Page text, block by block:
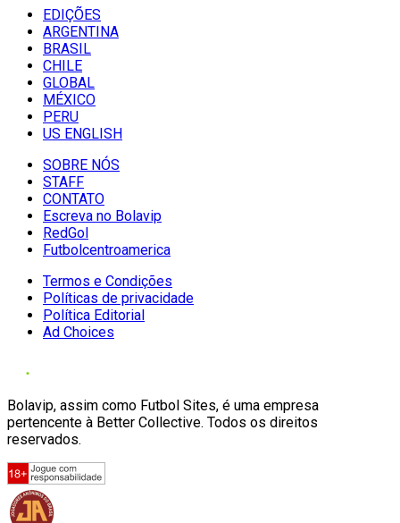
EDIÇÕES
ARGENTINA
BRASIL
CHILE
GLOBAL
MÉXICO
PERU
US ENGLISH
SOBRE NÓS
STAFF
CONTATO
Escreva no Bolavip
RedGol
Futbolcentroamerica
Termos e Condições
Políticas de privacidade
Política Editorial
Ad Choices
Bolavip, assim como Futbol Sites, é uma empresa
pertencente à Better Collective. Todos os direitos
reservados.